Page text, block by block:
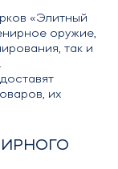
«Элитный
оружие,
так и
их